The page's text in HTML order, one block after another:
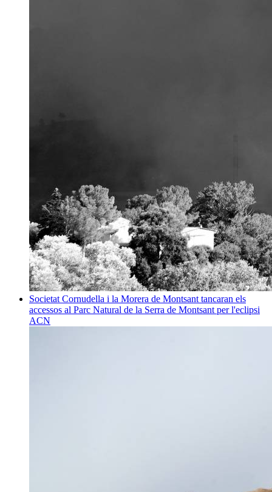
Societat Cornudella i la Morera de Montsant tancaran els
accessos al Parc Natural de la Serra de Montsant per l'eclipsi
ACN